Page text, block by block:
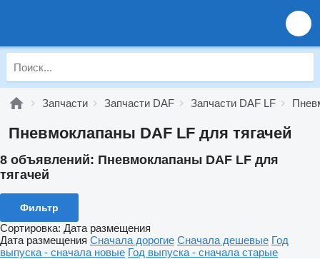
Запчасти Запчасти DAF Запчасти DAF LF
Пневмоклапаны DAF LF для тягачей
8 объявлений: Пневмоклапаны DAF LF для
тягачей
Фильтр
Сортировка: Дата размещения
Дата размещения Сначала дорогие Сначала дешевые Год
выпуска - сначала новые Год выпуска - сначала старые